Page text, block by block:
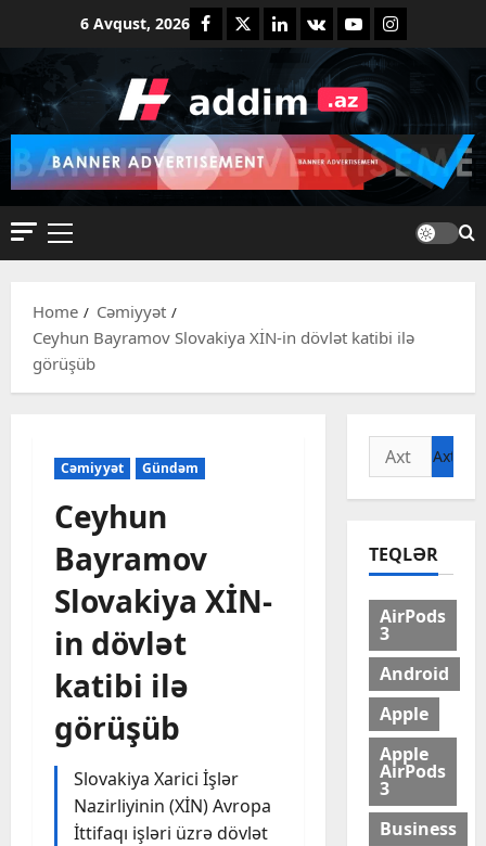
6 Avqust, 2026 Facebook
TwitterLinkedin
VK YoutubeInstagram
Primary
Home
Cəmiyyət
Ceyhun Bayramov Slovakiya XİN-in dövlət katibi ilə
görüşüb
Cəmiyyət Gündəm
Ceyhun
Bayramov
Slovakiya XİN-
in dövlət
katibi ilə
görüşüb
Slovakiya Xarici İşlər
Nazirliyinin (XİN) Avropa
İttifaqı işləri üzrə dövlət
Axtarış:
TEQLƏR
AirPods
3
Android
Apple
Apple
AirPods
3
Business